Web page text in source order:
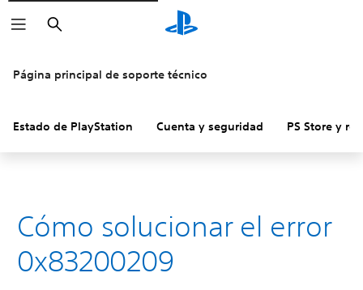
Buscar
Página principal de soporte técnico
Estado de PlayStation Cuenta y seguridad PS Store y
Cómo solucionar el error
0x83200209